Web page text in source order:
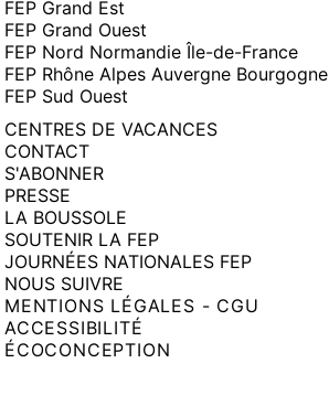
FEP Grand Est
FEP Grand Ouest
FEP Nord Normandie Île-de-France
FEP Rhône Alpes Auvergne Bourgogne
FEP Sud Ouest
CENTRES DE VACANCES
CONTACT
S'ABONNER
PRESSE
LA BOUSSOLE
SOUTENIR LA FEP
JOURNÉES NATIONALES FEP
NOUS SUIVRE
MENTIONS LÉGALES - CGU
ACCESSIBILITÉ
ÉCOCONCEPTION